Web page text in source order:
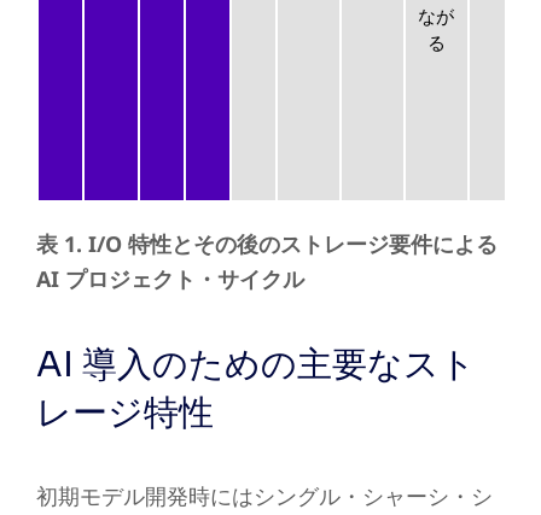
なが
る
表 1. I/O 特性とその後のストレージ要件による
AI プロジェクト・サイクル
AI 導入のための主要なスト
レージ特性
初期モデル開発時にはシングル・シャーシ・シ